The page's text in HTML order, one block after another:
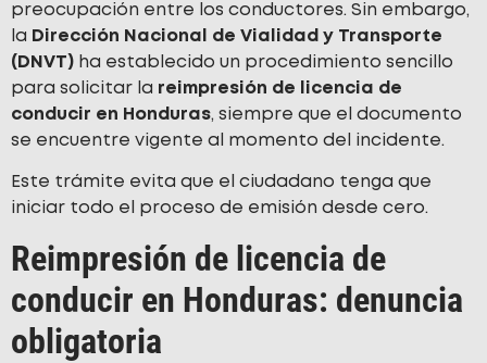
preocupación entre los conductores. Sin embargo,
la Dirección Nacional de Vialidad y Transporte
(DNVT) ha establecido un procedimiento sencillo
para solicitar la reimpresión de licencia de
conducir en Honduras, siempre que el documento
se encuentre vigente al momento del incidente.
Este trámite evita que el ciudadano tenga que
iniciar todo el proceso de emisión desde cero.
Reimpresión de licencia de
conducir en Honduras: denuncia
obligatoria